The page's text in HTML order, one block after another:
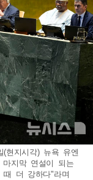
현지시각) 뉴욕 유엔
지막 연설이 되는
때 더 강하다"라며